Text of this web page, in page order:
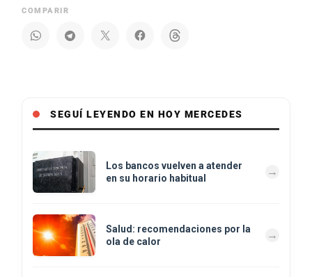
COMPARIR
SEGUÍ LEYENDO EN HOY MERCEDES
Los bancos vuelven a atender
en su horario habitual
Salud: recomendaciones por la
ola de calor